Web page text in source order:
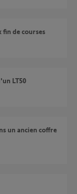
fin de courses
LT50